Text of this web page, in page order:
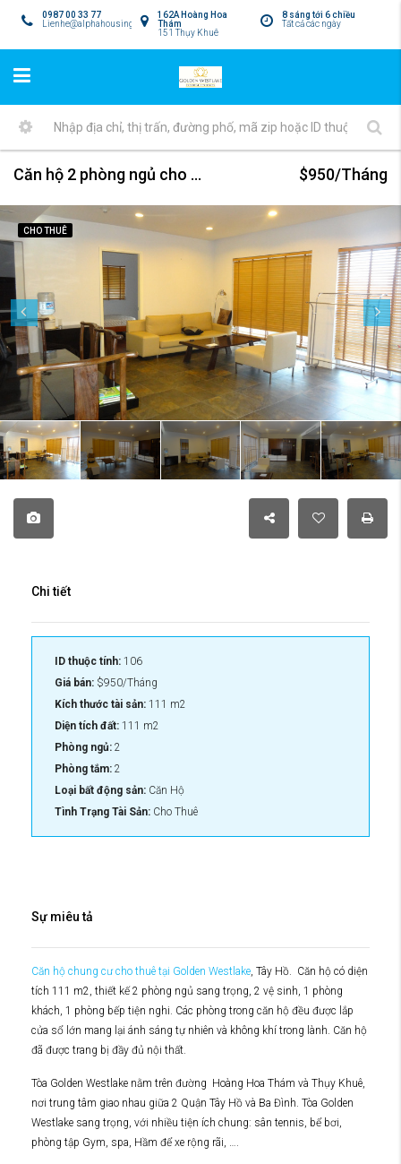
8 sáng tới 6 chiều
Tất cả các ngày
162A Hoàng Hoa
Thám
151 Thụy Khuê
0987 00 33 77
Lienhe@alphahousing.vn
Căn hộ 2 phòng ngủ cho thuê giá hợp lý tại Golden Westlake $950/Tháng
CHO THUÊ
Chi tiết
ID thuộc tính: 106
Giá bán: $950/Tháng
Kích thước tài sản: 111 m2
Diện tích đất: 111 m2
Phòng ngủ: 2
Phòng tắm: 2
Loại bất động sản: Căn Hộ
Tình Trạng Tài Sản: Cho Thuê
Sự miêu tả
Căn hộ chung cư cho thuê tại Golden Westlake, Tây Hồ. Căn hộ có diện
tích 111 m2, thiết kế 2 phòng ngủ sang trọng, 2 vệ sinh, 1 phòng
khách, 1 phòng bếp tiện nghi. Các phòng trong căn hộ đều được lắp
cửa sổ lớn mang lại ánh sáng tự nhiên và không khí trong lành. Căn hộ
đã được trang bị đầy đủ nội thất.
Tòa Golden Westlake nằm trên đường Hoàng Hoa Thám và Thụy Khuê,
nơi trung tâm giao nhau giữa 2 Quận Tây Hồ và Ba Đình. Tòa Golden
Westlake sang trọng, với nhiều tiện ích chung: sân tennis, bể bơi,
phòng tập Gym, spa, Hầm để xe rộng rãi, ….